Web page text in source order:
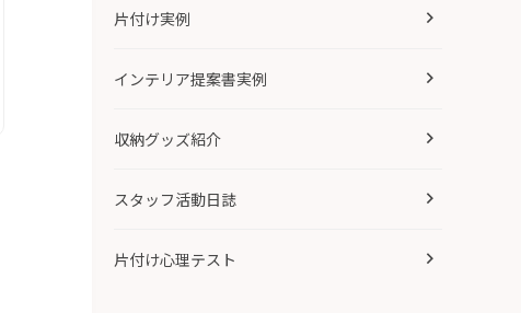
片付け実例
インテリア提案書実例
収納グッズ紹介
スタッフ活動日誌
片付け心理テスト